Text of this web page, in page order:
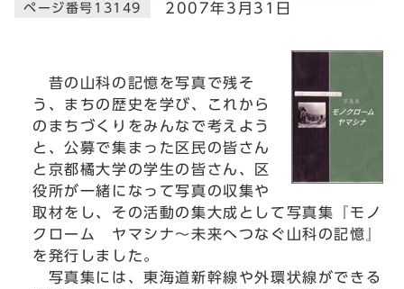
ページ番号13149 2007年3月31日
昔の山科の記憶を写真で残そ
う、まちの歴史を学び、これから
のまちづくりをみんなで考えよう
と、公募で集まった区民の皆さん
と京都橘大学の学生の皆さん、区
役所が一緒になって写真の収集や
取材をし、その活動の集大成として写真集『モノ
クローム ヤマシナ～未来へつなぐ山科の記憶』
を発行しました。
写真集には、東海道新幹線や外環状線ができる